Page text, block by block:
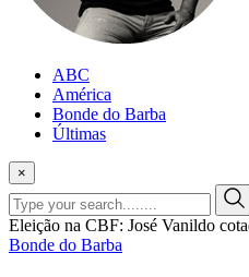
ABC
América
Bonde do Barba
Últimas
×
Eleição na CBF: José Vanildo
Bonde do Barba